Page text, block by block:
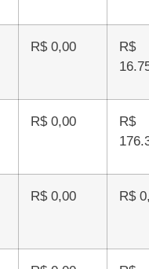
R$ 0,00
R$
R$ 0,00
R$
R$ 0,00 R$